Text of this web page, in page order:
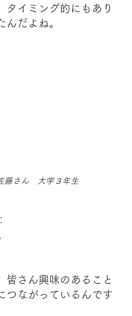
タイミング的にもあり
んだよね。
藤さん　大学３年生
皆さん興味のあること
つながっているんです